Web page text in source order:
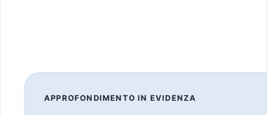
APPROFONDIMENTO IN EVIDENZA